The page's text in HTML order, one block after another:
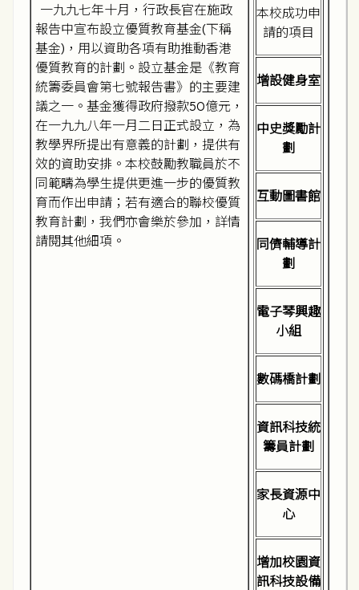
一九九七年十月，行政長官在施政
報告中宣布設立優質教育基金(下稱
基金)，用以資助各項有助推動香港
優質教育的計劃。設立基金是《教育
統籌委員會第七號報告書》的主要建
議之一。基金獲得政府撥款50億元，
在一九九八年一月二日正式設立，為
教學界所提出有意義的計劃，提供有
效的資助安排。本校鼓勵教職員於不
同範疇為學生提供更進一步的優質教
育而作出申請；若有適合的聯校優質
教育計劃，我們亦會樂於參加，詳情
請閱其他細項。
本校成功申
請的項目
增設健身室
中史獎勵計
劃
互動圖書館
同儕輔導計
劃
電子琴興趣
小組
數碼橋計劃
資訊科技統
籌員計劃
家長資源中
心
增加校園資
訊科技設備